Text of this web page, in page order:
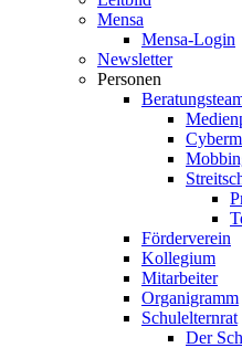
Mensa
Mensa-Login
Newsletter
Personen
Förderverein
Kollegium
Mitarbeiter
Organigramm
Schulelternrat
Der